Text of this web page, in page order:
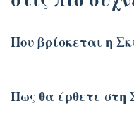
Που βρίσκεται η
Πως θα έρθετε στη